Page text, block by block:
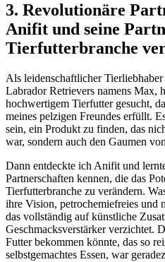
3.​ Revolutionäre
Anifit und seine
Tierfutterbranche
Als leidenschaftlicher
Labrador Retrievers namens Max,
hochwertigem⁣ Tierfutter gesucht,‍
meines pelzigen‌ Freundes ‍erfüllt.
sein, ein Produkt zu finden, das
war,⁣ sondern auch den ‌Gaumen
Dann entdeckte ⁣ich Anifit und
Partnerschaften kennen, die das
Tierfutterbranche⁢ zu verändern.
ihre Vision, petrochemiefreies und
das vollständig auf künstliche
Geschmacksverstärker verzichtet.‍
Futter​ bekommen könnte, das so
selbstgemachtes Essen, war